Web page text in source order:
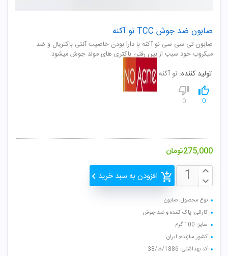
صابون ضد جوش TCC نو آکنه
صابون تی سی سی نو آکنه با دارا بودن خاصیت آنتی باکتریال و ضد
میکروب خود سبب از بین رفتن باکتری های مولد جوش میشود.
تولید کننده: نو آکنه
0
0
275,000تومان
افزودن به سبد خرید
نوع محصول: صابون
کارائی: پاک کننده و ضد جوش
سایز: 100 گرم
کشور سازنده: ایران
کد بهداشتی: 1886/ظ/38